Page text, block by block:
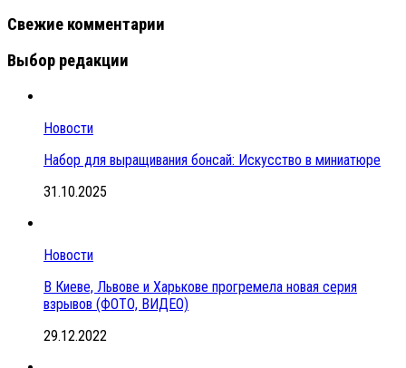
Свежие комментарии
Выбор редакции
Новости
Набор для выращивания бонсай: Искусство в миниатюре
31.10.2025
Новости
В Киеве, Львове и Харькове прогремела новая серия
взрывов (ФОТО, ВИДЕО)
29.12.2022